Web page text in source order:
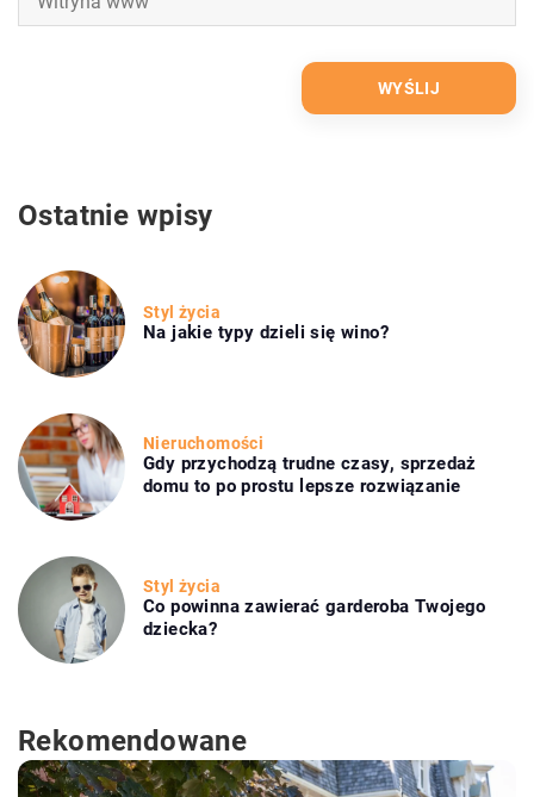
Ostatnie wpisy
Styl życia
Na jakie typy dzieli się wino?
Nieruchomości
Gdy przychodzą trudne czasy, sprzedaż
domu to po prostu lepsze rozwiązanie
Styl życia
Co powinna zawierać garderoba Twojego
dziecka?
Rekomendowane